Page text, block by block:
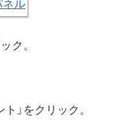
ク。
」をクリック。